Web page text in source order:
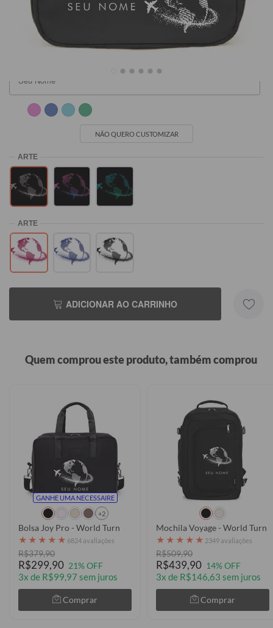
SEU NOME
R$119,90
NÃO QUERO CUSTOMIZAR
ADICIONAR AO CARRINHO
Quem comprou este produto, também comprou
GANHE UMA NECESSAIRE
+2
Bolsa Joy Pro - World Turn
★ ★ ★ ★ ★ 6824 avaliações
R$379,90
R$299,90 21% OFF
3x de R$99,97 sem juros
Comprar
Mochila Voyage - World Turn
★ ★ ★ ★ ★ 2349 avaliações
R$509,90
R$439,90 14% OFF
3x de R$146,63 sem juros
Comprar